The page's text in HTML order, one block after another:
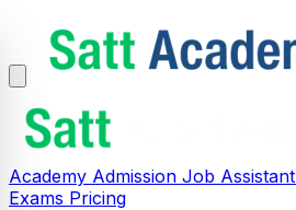
Academy Admission Job Assistant
Exams Pricing